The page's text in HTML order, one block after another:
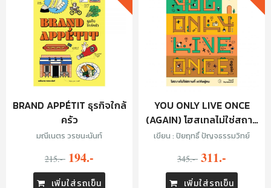
BRAND APPÉTIT ธุรกิจใกล้
ครัว
มณีเนตร วรชนะนันท์
215.- 194.-
เพิ่มใส่รถเข็น
YOU ONLY LIVE ONCE
(AGAIN) โฮสเทลไม่ใช่สถาน
ที่ แต่คือผู้คน
เขียน : ปิยฤทธิ์ ปัญจธรรมวิทย์
345.- 311.-
เพิ่มใส่รถเข็น